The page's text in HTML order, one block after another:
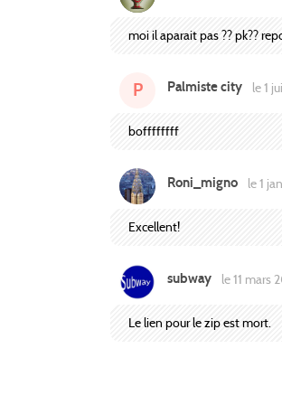
moi il aparait pas ?? pk??
P Palmiste city le 1
boffffffff
Roni_migno le 1
Excellent!
subway le 11 mars
Le lien pour le zip est mort.